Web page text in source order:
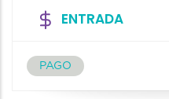
ENTRADA
PAGO